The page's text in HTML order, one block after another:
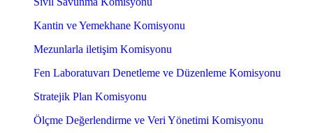
Kantin ve Yemekhane Komisyonu
Mezunlarla iletişim Komisyonu
Fen Laboratuvarı Denetleme ve Düzenleme Komisyonu
Stratejik Plan Komisyonu
Ölçme Değerlendirme ve Veri Yönetimi Komisyonu